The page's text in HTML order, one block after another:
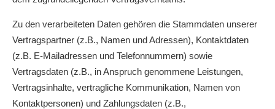
Zu den verarbeiteten Daten gehören die Stammdaten unserer
Vertragspartner (z.B., Namen und Adressen), Kontaktdaten
(z.B. E-Mailadressen und Telefonnummern) sowie
Vertragsdaten (z.B., in Anspruch genommene Leistungen,
Vertragsinhalte, vertragliche Kommunikation, Namen von
Kontaktpersonen) und Zahlungsdaten (z.B.,